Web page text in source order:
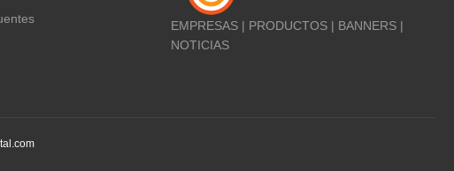
EMPRESAS | PRODUCTOS | BANNERS |
NOTICIAS